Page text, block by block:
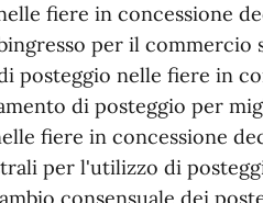
fiere in concessione
per il commercio
posteggio nelle fiere in
di posteggio per
fiere in concessione
per l'utilizzo di